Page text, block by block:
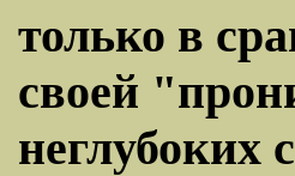
только в
своей
неглубоких